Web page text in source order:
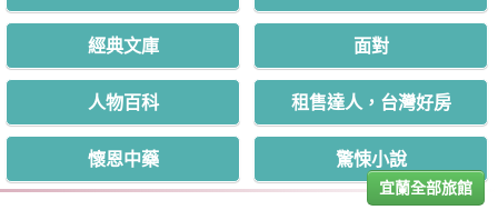
宜蘭全部旅館
經典文庫 面對
人物百科 租售達人，台灣好房
懷恩中藥 驚悚小說